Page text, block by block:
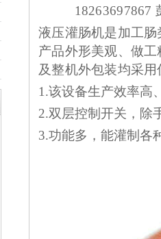
18263697867
液压灌肠机是加工
产品外形美观、做
及整机外包装均采
1.该设备生产效率高
2.双层控制开关，除
3.功能多，能灌制各